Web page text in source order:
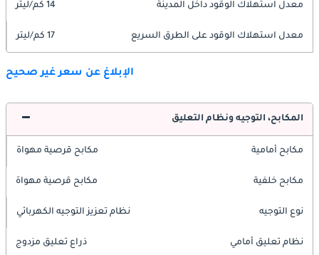
معدل استهلاك الوقود داخل المدينة 14 كم/ليتر
معدل استهلاك الوقود على الطرق السريع 17 كم/ليتر
الإبلاغ عن سعر غير صحيح
المكابح، التوجيه ونظام التعليق
مكابح أمامية مكابح قرصية مهواة
مكابح خلفية مكابح قرصية مهواة
نوع التوجيه نظام تعزيز التوجيه الكهربائي
نظام تعليق أمامي ذراع تعليق مزدوج